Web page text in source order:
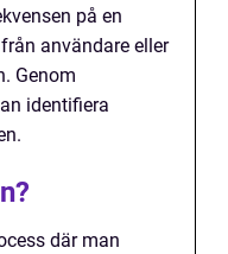
på en
användare eller
Genom
identifiera
där man